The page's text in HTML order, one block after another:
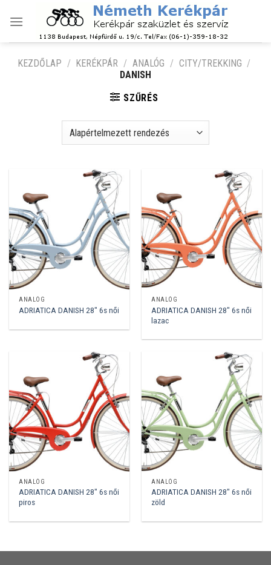
KEZDŐLAP / KERÉKPÁR / ANALÓG / CITY/TREKKING /
DANISH
SZŰRÉS
ANALÓG
ADRIATICA DANISH 28″ 6s női
ANALÓG
ADRIATICA DANISH 28″ 6s női
lazac
ANALÓG
ADRIATICA DANISH 28″ 6s női
piros
ANALÓG
ADRIATICA DANISH 28″ 6s női
zöld